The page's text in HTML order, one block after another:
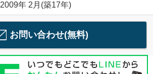
2009年 2月(築17年)
お問い合わせ(無料)